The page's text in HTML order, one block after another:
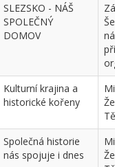
SLEZSKO - NÁŠ
SPOLEČNÝ
DOMOV
Kulturní krajina a
historické kořeny
Společná historie
nás spojuje i dnes